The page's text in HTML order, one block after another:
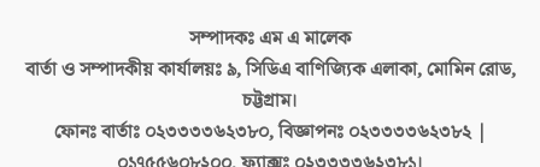
সম্পাদকঃএম এ মালেক
বার্তা ও সম্পাদকীয় কার্যালয়ঃ৯, সিডিএ বাণিজ্যিক এলাকা, মোমিন রোড,
চট্টগ্রাম।
ফোনঃ বার্তাঃ ০২৩৩৩৩৬২৩৮০, বিজ্ঞাপনঃ ০২৩৩৩৩৬২৩৮২ |